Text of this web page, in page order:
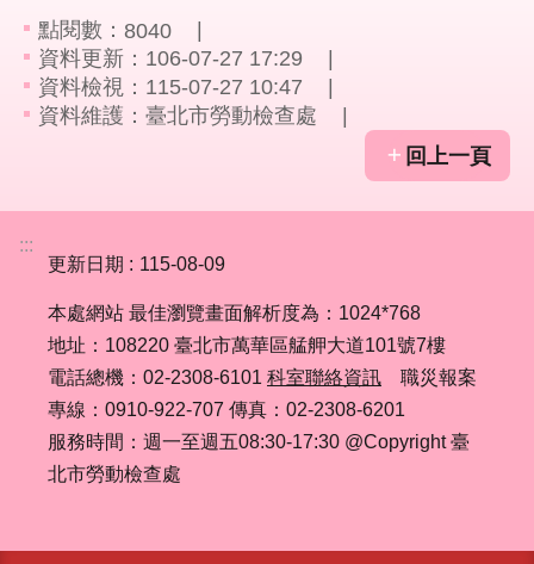
紹
業
務
上
服
務
聯
絡
資
訊
點閱數： 8040
資料更新：106-07-27 17:29
資料檢視：115-07-27 10:47
資料維護：臺北市勞動檢查處
回上一頁
:::
更新日期
115-08-09
本處網站 最佳瀏覽畫面解析度為：1024*768
地址：108220 臺北市萬華區艋舺大道101號7樓
電話總機：02-2308-6101 科室聯絡資訊 職災報案
專線：0910-922-707 傳真：02-2308-6201
服務時間：週一至週五08:30-17:30 @Copyright 臺
北市勞動檢查處